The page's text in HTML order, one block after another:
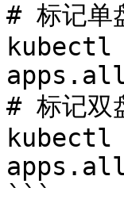
# 标记单
kubectl
# 标记双
kubectl
```